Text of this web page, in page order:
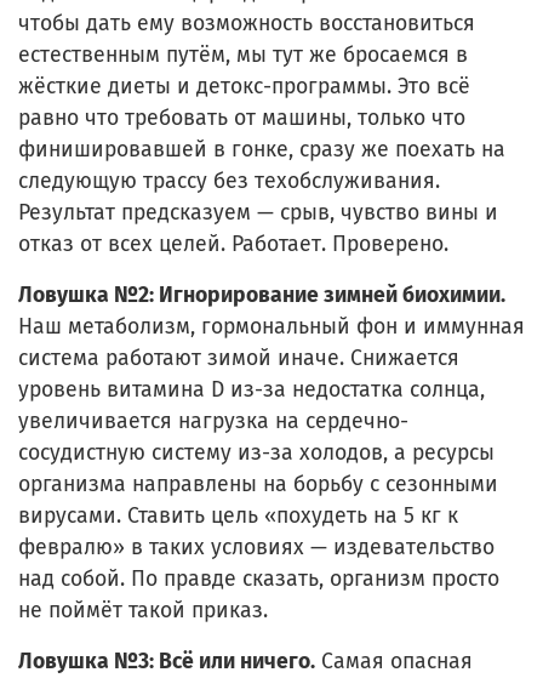
чтобы дать ему возможность восстановиться
естественным путём, мы тут же бросаемся в
жёсткие диеты и детокс-программы. Это всё
равно что требовать от машины, только что
финишировавшей в гонке, сразу же поехать на
следующую трассу без техобслуживания.
Результат предсказуем — срыв, чувство вины и
отказ от всех целей. Работает. Проверено.
Ловушка №2: Игнорирование зимней биохимии.
Наш метаболизм, гормональный фон и иммунная
система работают зимой иначе. Снижается
уровень витамина D из-за недостатка солнца,
увеличивается нагрузка на сердечно-
сосудистную систему из-за холодов, а ресурсы
организма направлены на борьбу с сезонными
вирусами. Ставить цель «похудеть на 5 кг к
февралю» в таких условиях — издевательство
над собой. По правде сказать, организм просто
не поймёт такой приказ.
Ловушка №3: Всё или ничего. Самая опасная